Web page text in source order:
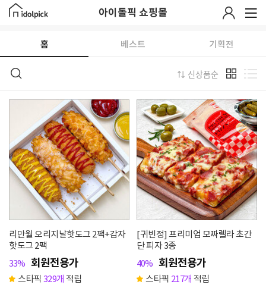
아이돌픽 쇼핑몰
홈 베스트 기획전
신상품순
리만월 오리지날핫도그 2팩+감자
핫도그 2팩
33% 회원전용가
스타픽 329개 적립
[귀빈정] 프리미엄 모짜렐라 초간
단 피자 3종
40% 회원전용가
스타픽 217개 적립